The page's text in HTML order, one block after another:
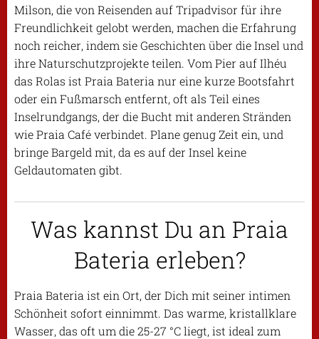
Milson, die von Reisenden auf Tripadvisor für ihre
Freundlichkeit gelobt werden, machen die Erfahrung
noch reicher, indem sie Geschichten über die Insel und
ihre Naturschutzprojekte teilen. Vom Pier auf Ilhéu
das Rolas ist Praia Bateria nur eine kurze Bootsfahrt
oder ein Fußmarsch entfernt, oft als Teil eines
Inselrundgangs, der die Bucht mit anderen Stränden
wie Praia Café verbindet. Plane genug Zeit ein, und
bringe Bargeld mit, da es auf der Insel keine
Geldautomaten gibt.
Was kannst Du an Praia
Bateria erleben?
Praia Bateria ist ein Ort, der Dich mit seiner intimen
Schönheit sofort einnimmt. Das warme, kristallklare
Wasser, das oft um die 25-27 °C liegt, ist ideal zum